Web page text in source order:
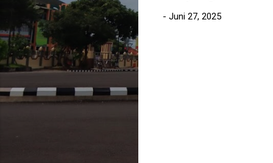
- Juni 27, 2025